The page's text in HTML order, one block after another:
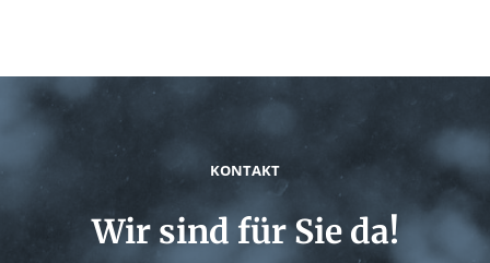
t
n
KONTAKT
Wir sind für Sie da!